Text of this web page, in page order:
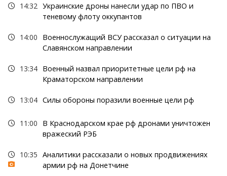
14:32 Украинские дроны нанесли удар по ПВО и
теневому флоту оккупантов
14:00
Военнослужащий ВСУ рассказал о ситуации на
Славянском направлении
13:34 Военный назвал приоритетные цели рф на
Краматорском направлении
13:04 Силы обороны поразили военные цели рф
11:00
В Краснодарском крае рф дронами уничтожен
вражеский РЭБ
10:35 Аналитики рассказали о новых продвижениях
армии рф на Донетчине